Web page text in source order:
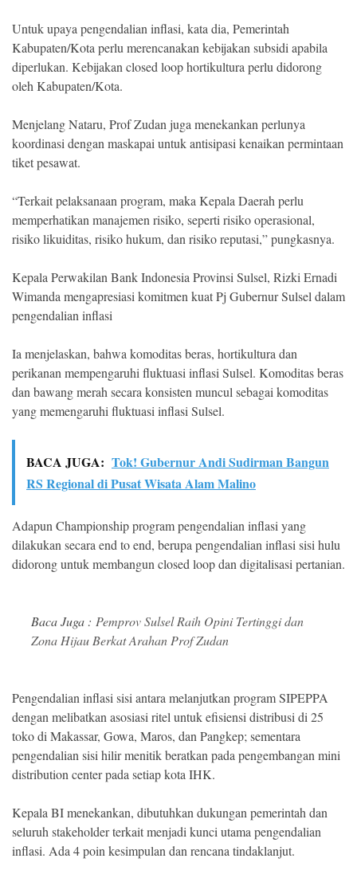
Untuk upaya pengendalian inflasi, kata dia, Pemerintah
Kabupaten/Kota perlu merencanakan kebijakan subsidi apabila
diperlukan. Kebijakan closed loop hortikultura perlu didorong
oleh Kabupaten/Kota.
Menjelang Nataru, Prof Zudan juga menekankan perlunya
koordinasi dengan maskapai untuk antisipasi kenaikan permintaan
tiket pesawat.
“Terkait pelaksanaan program, maka Kepala Daerah perlu
memperhatikan manajemen risiko, seperti risiko operasional,
risiko likuiditas, risiko hukum, dan risiko reputasi,” pungkasnya.
Kepala Perwakilan Bank Indonesia Provinsi Sulsel, Rizki Ernadi
Wimanda mengapresiasi komitmen kuat Pj Gubernur Sulsel dalam
pengendalian inflasi
Ia menjelaskan, bahwa komoditas beras, hortikultura dan
perikanan mempengaruhi fluktuasi inflasi Sulsel. Komoditas beras
dan bawang merah secara konsisten muncul sebagai komoditas
yang memengaruhi fluktuasi inflasi Sulsel.
BACA JUGA: Tok! Gubernur Andi Sudirman Bangun
RS Regional di Pusat Wisata Alam Malino
Adapun Championship program pengendalian inflasi yang
dilakukan secara end to end, berupa pengendalian inflasi sisi hulu
didorong untuk membangun closed loop dan digitalisasi pertanian.
Baca Juga : Pemprov Sulsel Raih Opini Tertinggi dan
Zona Hijau Berkat Arahan Prof Zudan
Pengendalian inflasi sisi antara melanjutkan program SIPEPPA
dengan melibatkan asosiasi ritel untuk efisiensi distribusi di 25
toko di Makassar, Gowa, Maros, dan Pangkep; sementara
pengendalian sisi hilir menitik beratkan pada pengembangan mini
distribution center pada setiap kota IHK.
Kepala BI menekankan, dibutuhkan dukungan pemerintah dan
seluruh stakeholder terkait menjadi kunci utama pengendalian
inflasi. Ada 4 poin kesimpulan dan rencana tindaklanjut.